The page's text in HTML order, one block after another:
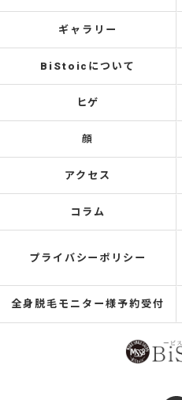
ギャラリー
BiStoicについて
ヒゲ
顔
アクセス
コラム
プライバシーポリシー
全身脱毛モニター様予約受付